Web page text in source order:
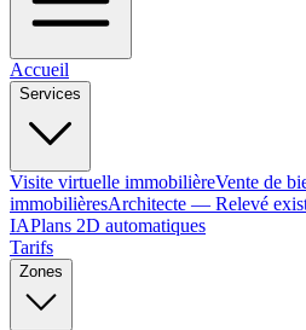
Accueil
Services
Visite virtuelle immobilièreVente de
immobilièresArchitecte — Relevé
IAPlans 2D automatiques
Tarifs
Zones